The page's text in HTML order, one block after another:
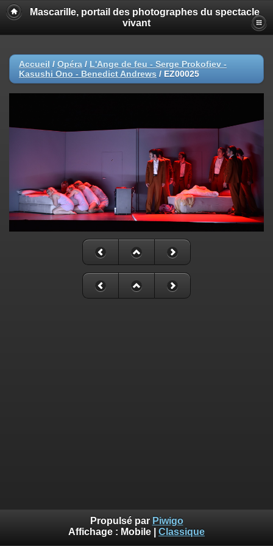
Mascarille, portail des photographes du spectacle
vivant
Accueil / Opéra / L'Ange de feu - Serge Prokofiev -
Kasushi Ono - Benedict Andrews / EZ00025
Propulsé par Piwigo
Affichage : Mobile Classique